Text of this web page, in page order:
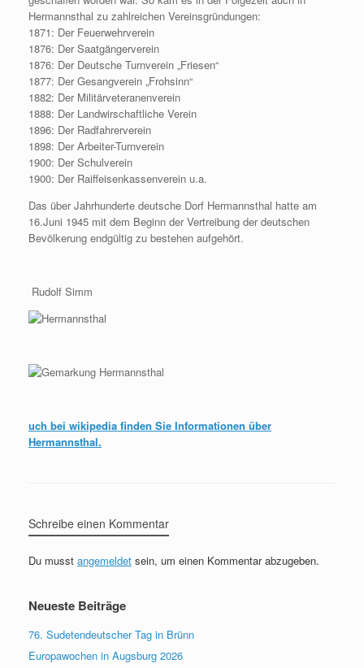
Hermannsthal zu zahlreichen Vereinsgründungen:
1871: Der Feuerwehrverein
1876: Der Saatgängerverein
1876: Der Deutsche Turnverein „Friesen“
1877: Der Gesangverein „Frohsinn“
1882: Der Militärveteranenverein
1888: Der Landwirschaftliche Verein
1896: Der Radfahrerverein
1898: Der Arbeiter-Turnverein
1900: Der Schulverein
1900: Der Raiffeisenkassenverein u.a.
Das über Jahrhunderte deutsche Dorf Hermannsthal hatte am
16.Juni 1945 mit dem Beginn der Vertreibung der deutschen
Bevölkerung endgültig zu bestehen aufgehört.
Rudolf Simm
uch bei wikipedia finden Sie Informationen über
Hermannsthal.
Schreibe einen Kommentar
Du musst angemeldet sein, um einen Kommentar abzugeben.
Neueste Beiträge
76. Sudetendeutscher Tag in Brünn
Europawochen in Augsburg 2026